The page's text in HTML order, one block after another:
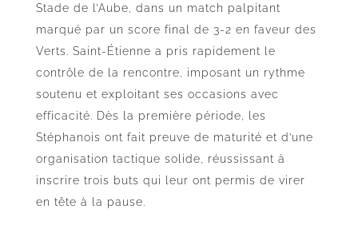
Stade de l’Aube, dans un match palpitant
marqué par un score final de 3-2 en faveur des
Verts. Saint-Étienne a pris rapidement le
contrôle de la rencontre, imposant un rythme
soutenu et exploitant ses occasions avec
efficacité. Dès la première période, les
Stéphanois ont fait preuve de maturité et d’une
organisation tactique solide, réussissant à
inscrire trois buts qui leur ont permis de virer
en tête à la pause.